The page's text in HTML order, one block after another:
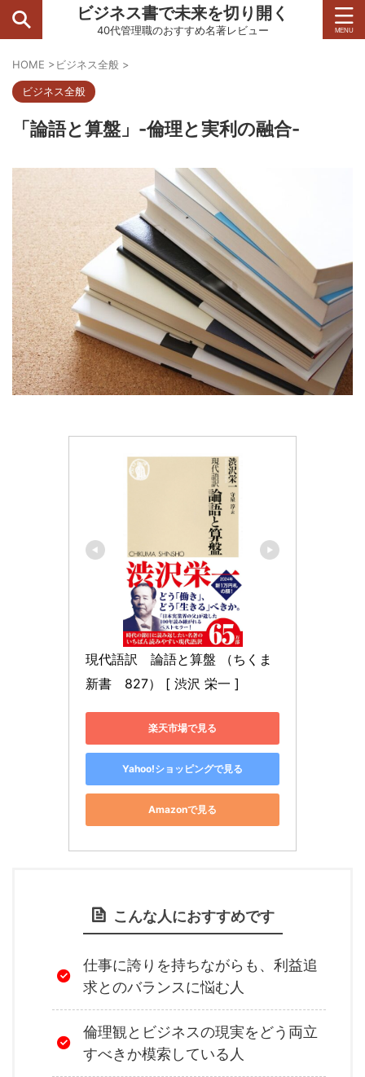
ビジネス書で未来を切り開く
40代管理職のおすすめ名著レビュー
HOME >ビジネス全般 >
ビジネス全般
「論語と算盤」-倫理と実利の融合-
現代語訳　論語と算盤 （ちくま
新書　827） [ 渋沢 栄一 ]
楽天市場で見る
Yahoo!ショッピングで見る
Amazonで見る
こんな人におすすめです
仕事に誇りを持ちながらも、利益追
求とのバランスに悩む人
倫理観とビジネスの現実をどう両立
すべきか模索している人